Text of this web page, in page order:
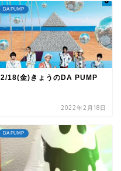
DA PUMP
2/18(金)きょうのDA PUMP
2022年2月18日
DA PUMP